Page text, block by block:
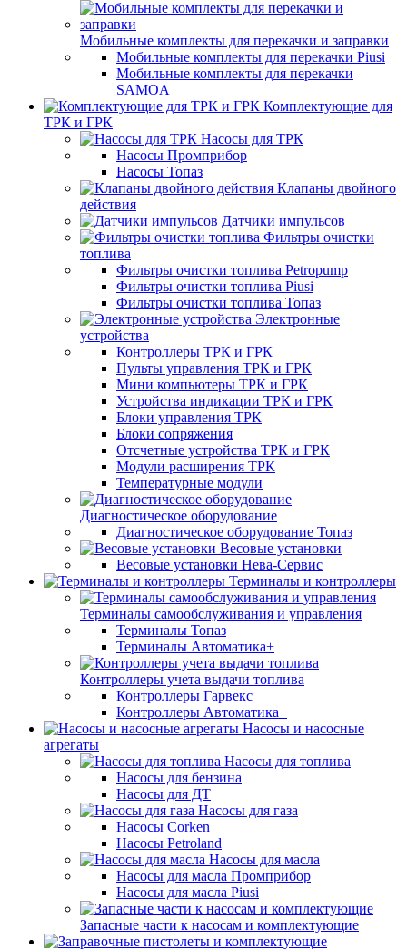
Мобильные комплекты для перекачки и заправки
Мобильные комплекты для перекачки Piusi
Мобильные комплекты для перекачки
SAMOA
Комплектующие для
ТРК и ГРК
Насосы для ТРК
Насосы Промприбор
Насосы Топаз
Клапаны двойного
действия
Датчики импульсов
Фильтры очистки
топлива
Фильтры очистки топлива Petropump
Фильтры очистки топлива Piusi
Фильтры очистки топлива Топаз
Электронные
устройства
Контроллеры ТРК и ГРК
Пульты управления ТРК и ГРК
Мини компьютеры ТРК и ГРК
Устройства индикации ТРК и ГРК
Блоки управления ТРК
Блоки сопряжения
Отсчетные устройства ТРК и ГРК
Модули расширения ТРК
Температурные модули
Диагностическое оборудование
Диагностическое оборудование Топаз
Весовые установки
Весовые установки Нева-Сервис
Терминалы и контроллеры
Терминалы самообслуживания и управления
Терминалы Топаз
Терминалы Автоматика+
Контроллеры учета выдачи топлива
Контроллеры Гарвекс
Контроллеры Автоматика+
Насосы и насосные
агрегаты
Насосы для топлива
Насосы для бензина
Насосы для ДТ
Насосы для газа
Насосы Corken
Насосы Petroland
Насосы для масла
Насосы для масла Промприбор
Насосы для масла Piusi
Запасные части к насосам и комплектующие